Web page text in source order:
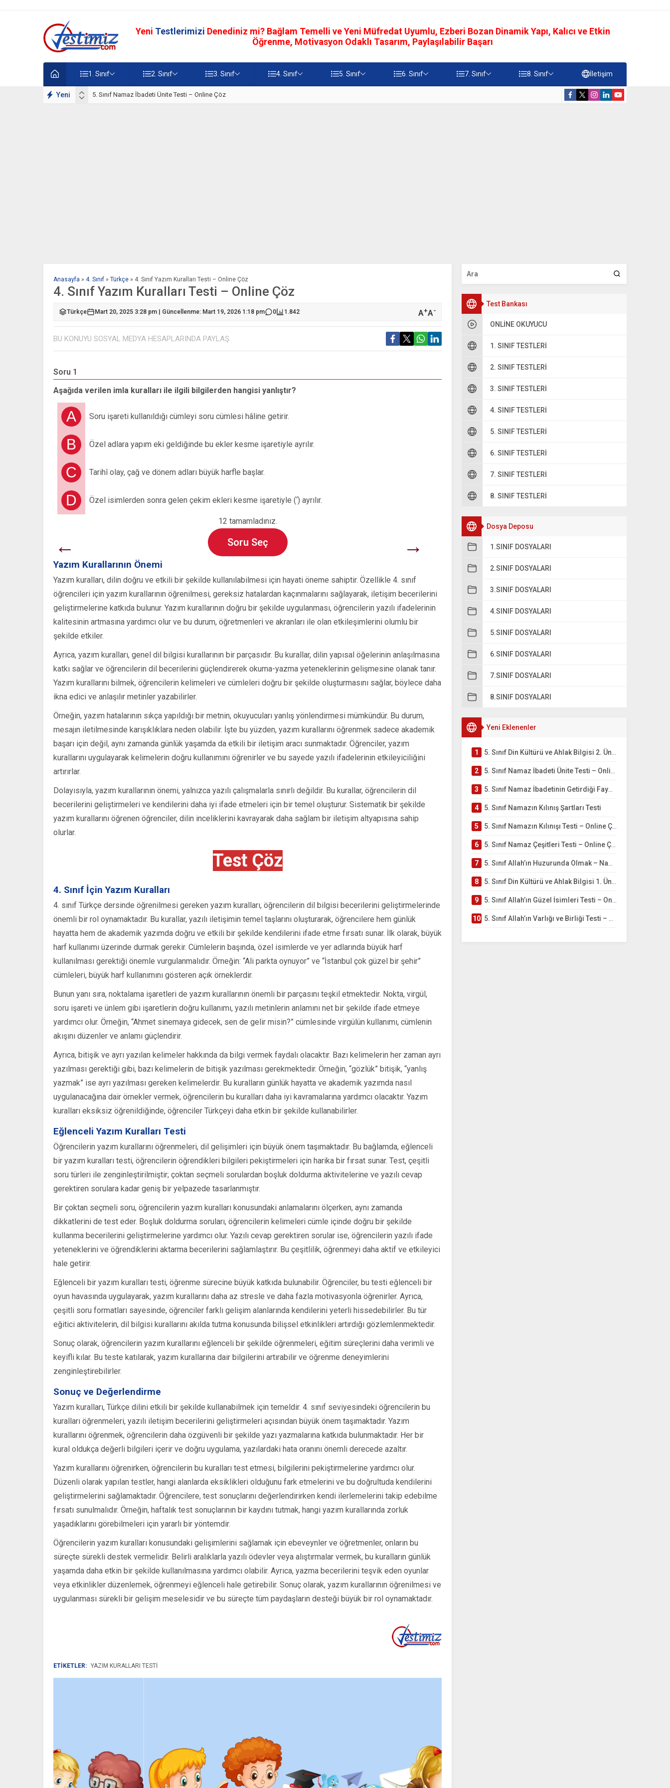
Yeni Testlerimizi Denediniz mi? Bağlam Temelli ve Yeni Müfredat Uyumlu, Ezberi Bozan Dinamik Yapı, Kalıcı ve Etkin
Öğrenme, Motivasyon Odaklı Tasarım, Paylaşılabilir Başarı
1. Sınıf 2. Sınıf 3. Sınıf 4. Sınıf 5. Sınıf 6. Sınıf 7. Sınıf 8. Sınıf İletişim
Yeni 5. Sınıf Namaz İbadeti Ünite Testi – Online Çöz
Test Bankası
ONLINE OKUYUCU
1. SINIF TESTLERI
2. SINIF TESTLERI
3. SINIF TESTLERI
4. SINIF TESTLERI
5. SINIF TESTLERI
6. SINIF TESTLERI
7. SINIF TESTLERI
8. SINIF TESTLERI
Dosya Deposu
1.SINIF DOSYALARI
2.SINIF DOSYALARI
3.SINIF DOSYALARI
4.SINIF DOSYALARI
5.SINIF DOSYALARI
6.SINIF DOSYALARI
7.SINIF DOSYALARI
8.SINIF DOSYALARI
Yeni Eklenenler
1 5. Sınıf Din Kültürü ve Ahlak Bilgisi 2. Ünite: Namaz İbadeti Çalışmaları
2 5. Sınıf Namaz İbadeti Ünite Testi – Online Çöz
3 5. Sınıf Namaz İbadetinin Getirdiği Faydalar Testi
4 5. Sınıf Namazın Kılınış Şartları Testi
5 5. Sınıf Namazın Kılınışı Testi – Online Çöz
6 5. Sınıf Namaz Çeşitleri Testi – Online Çöz
7 5. Sınıf Allah’ın Huzurunda Olmak – Namaz İbadeti Testi
8 5. Sınıf Din Kültürü ve Ahlak Bilgisi 1. Ünite: Allah İnancı Çalışmaları
9 5. Sınıf Allah’ın Güzel İsimleri Testi – Online Çöz
10 5. Sınıf Allah’ın Varlığı ve Birliği Testi – Online Çöz
Anasayfa » 4. Sınıf » Türkçe » 4. Sınıf Yazım Kuralları Testi – Online Çöz
4. Sınıf Yazım Kuralları Testi – Online Çöz
Türkçe Mart 20, 2025 3:28 pm | Güncellenme: Mart 19, 2026 1:18 pm 0 1.842 A+A-
BU KONUYU SOSYAL MEDYA HESAPLARINDA PAYLAŞ
Soru 1
Aşağıda verilen imla kuralları ile ilgili bilgilerden hangisi yanlıştır?
A Soru işareti kullanıldığı cümleyi soru cümlesi hâline getirir.
B Özel adlara yapım eki geldiğinde bu ekler kesme işaretiyle ayrılır.
C Tarihî olay, çağ ve dönem adları büyük harfle başlar.
D Özel isimlerden sonra gelen çekim ekleri kesme işaretiyle (‘) ayrılır.
Aşağıdaki cümlelerin hangisinde bir yazım yanlışı yapılmıştır?
Onlara minnet etme.
Sabreyle gönül.
12 tamamladınız.
← Soru Seç →
Yazım Kurallarının Önemi
Yazım kuralları, dilin doğru ve etkili bir şekilde kullanılabilmesi için hayati öneme sahiptir. Özellikle 4. sınıf
öğrencileri için yazım kurallarının öğrenilmesi, gereksiz hatalardan kaçınmalarını sağlayarak, iletişim becerilerini
geliştirmelerine katkıda bulunur. Yazım kurallarının doğru bir şekilde uygulanması, öğrencilerin yazılı ifadelerinin
kalitesinin artmasına yardımcı olur ve bu durum, öğretmenleri ve akranları ile olan etkileşimlerini olumlu bir
şekilde etkiler.
Ayrıca, yazım kuralları, genel dil bilgisi kurallarının bir parçasıdır. Bu kurallar, dilin yapısal öğelerinin anlaşılmasına
katkı sağlar ve öğrencilerin dil becerilerini güçlendirerek okuma-yazma yeteneklerinin gelişmesine olanak tanır.
Yazım kurallarını bilmek, öğrencilerin kelimeleri ve cümleleri doğru bir şekilde oluşturmasını sağlar, böylece daha
ikna edici ve anlaşılır metinler yazabilirler.
Örneğin, yazım hatalarının sıkça yapıldığı bir metnin, okuyucuları yanlış yönlendirmesi mümkündür. Bu durum,
mesajın iletilmesinde karışıklıklara neden olabilir. İşte bu yüzden, yazım kurallarını öğrenmek sadece akademik
başarı için değil, aynı zamanda günlük yaşamda da etkili bir iletişim aracı sunmaktadır. Öğrenciler, yazım
kurallarını uygulayarak kelimelerin doğru kullanımını öğrenirler ve bu sayede yazılı ifadelerinin etkileyiciliğini
artırırlar.
Dolayısıyla, yazım kurallarının önemi, yalnızca yazılı çalışmalarla sınırlı değildir. Bu kurallar, öğrencilerin dil
becerilerini geliştirmeleri ve kendilerini daha iyi ifade etmeleri için bir temel oluşturur. Sistematik bir şekilde
yazım kurallarını öğrenen öğrenciler, dilin inceliklerini kavrayarak daha sağlam bir iletişim altyapısına sahip
olurlar.
Test Çöz
4. Sınıf İçin Yazım Kuralları
4. sınıf Türkçe dersinde öğrenilmesi gereken yazım kuralları, öğrencilerin dil bilgisi becerilerini geliştirmelerinde
önemli bir rol oynamaktadır. Bu kurallar, yazılı iletişimin temel taşlarını oluşturarak, öğrencilere hem günlük
hayatta hem de akademik yazımda doğru ve etkili bir şekilde kendilerini ifade etme fırsatı sunar. İlk olarak, büyük
harf kullanımı üzerinde durmak gerekir. Cümlelerin başında, özel isimlerde ve yer adlarında büyük harf
kullanılması gerektiği önemle vurgulanmalıdır. Örneğin: “Ali parkta oynuyor” ve “İstanbul çok güzel bir şehir”
cümleleri, büyük harf kullanımını gösteren açık örneklerdir.
Bunun yanı sıra, noktalama işaretleri de yazım kurallarının önemli bir parçasını teşkil etmektedir. Nokta, virgül,
soru işareti ve ünlem gibi işaretlerin doğru kullanımı, yazılı metinlerin anlamını net bir şekilde ifade etmeye
yardımcı olur. Örneğin, “Ahmet sinemaya gidecek, sen de gelir misin?” cümlesinde virgülün kullanımı, cümlenin
akışını düzenler ve anlamı güçlendirir.
Ayrıca, bitişik ve ayrı yazılan kelimeler hakkında da bilgi vermek faydalı olacaktır. Bazı kelimelerin her zaman ayrı
yazılması gerektiği gibi, bazı kelimelerin de bitişik yazılması gerekmektedir. Örneğin, “gözlük” bitişik, “yanlış
yazmak” ise ayrı yazılması gereken kelimelerdir. Bu kuralların günlük hayatta ve akademik yazımda nasıl
uygulanacağına dair örnekler vermek, öğrencilerin bu kuralları daha iyi kavramalarına yardımcı olacaktır. Yazım
kuralları eksiksiz öğrenildiğinde, öğrenciler Türkçeyi daha etkin bir şekilde kullanabilirler.
Eğlenceli Yazım Kuralları Testi
Öğrencilerin yazım kurallarını öğrenmeleri, dil gelişimleri için büyük önem taşımaktadır. Bu bağlamda, eğlenceli
bir yazım kuralları testi, öğrencilerin öğrendikleri bilgileri pekiştirmeleri için harika bir fırsat sunar. Test, çeşitli
soru türleri ile zenginleştirilmiştir; çoktan seçmeli sorulardan boşluk doldurma aktivitelerine ve yazılı cevap
gerektiren sorulara kadar geniş bir yelpazede tasarlanmıştır.
Bir çoktan seçmeli soru, öğrencilerin yazım kuralları konusundaki anlamalarını ölçerken, aynı zamanda
dikkatlerini de test eder. Boşluk doldurma soruları, öğrencilerin kelimeleri cümle içinde doğru bir şekilde
kullanma becerilerini geliştirmelerine yardımcı olur. Yazılı cevap gerektiren sorular ise, öğrencilerin yazılı ifade
yeteneklerini ve öğrendiklerini aktarma becerilerini sağlamlaştırır. Bu çeşitlilik, öğrenmeyi daha aktif ve etkileyici
hale getirir.
Eğlenceli bir yazım kuralları testi, öğrenme sürecine büyük katkıda bulunabilir. Öğrenciler, bu testi eğlenceli bir
oyun havasında uygulayarak, yazım kurallarını daha az stresle ve daha fazla motivasyonla öğrenirler. Ayrıca,
çeşitli soru formatları sayesinde, öğrenciler farklı gelişim alanlarında kendilerini yeterli hissedebilirler. Bu tür
eğitici aktivitelerin, dil bilgisi kurallarını akılda tutma konusunda bilişsel etkinlikleri artırdığı gözlemlenmektedir.
Sonuç olarak, öğrencilerin yazım kurallarını eğlenceli bir şekilde öğrenmeleri, eğitim süreçlerini daha verimli ve
keyifli kılar. Bu teste katılarak, yazım kurallarına dair bilgilerini artırabilir ve öğrenme deneyimlerini
zenginleştirebilirler.
Sonuç ve Değerlendirme
Yazım kuralları, Türkçe dilini etkili bir şekilde kullanabilmek için temeldir. 4. sınıf seviyesindeki öğrencilerin bu
kuralları öğrenmeleri, yazılı iletişim becerilerini geliştirmeleri açısından büyük önem taşımaktadır. Yazım
kurallarını öğrenmek, öğrencilerin daha özgüvenli bir şekilde yazı yazmalarına katkıda bulunmaktadır. Her bir
kural oldukça değerli bilgileri içerir ve doğru uygulama, yazılardaki hata oranını önemli derecede azaltır.
Yazım kurallarını öğrenirken, öğrencilerin bu kuralları test etmesi, bilgilerini pekiştirmelerine yardımcı olur.
Düzenli olarak yapılan testler, hangi alanlarda eksiklikleri olduğunu fark etmelerini ve bu doğrultuda kendilerini
geliştirmelerini sağlamaktadır. Öğrencilere, test sonuçlarını değerlendirirken kendi ilerlemelerini takip edebilme
fırsatı sunulmalıdır. Örneğin, haftalık test sonuçlarının bir kaydını tutmak, hangi yazım kurallarında zorluk
yaşadıklarını görebilmeleri için yararlı bir yöntemdir.
Öğrencilerin yazım kuralları konusundaki gelişimlerini sağlamak için ebeveynler ve öğretmenler, onların bu
süreçte sürekli destek vermelidir. Belirli aralıklarla yazılı ödevler veya alıştırmalar vermek, bu kuralların günlük
yaşamda daha etkin bir şekilde kullanılmasına yardımcı olabilir. Ayrıca, yazma becerilerini teşvik eden oyunlar
veya etkinlikler düzenlemek, öğrenmeyi eğlenceli hale getirebilir. Sonuç olarak, yazım kurallarının öğrenilmesi ve
uygulanması sürekli bir gelişim meselesidir ve bu süreçte tüm paydaşların desteği büyük bir rol oynamaktadır.
ETİKETLER: YAZIM KURALLARI TESTI